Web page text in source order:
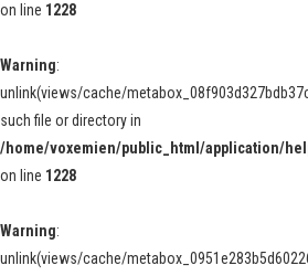
on line 1228
Warning:
unlink(views/cache/
such file or directory in
/home/voxemien/public_html/application/
on line 1228
Warning:
unlink(views/cache/